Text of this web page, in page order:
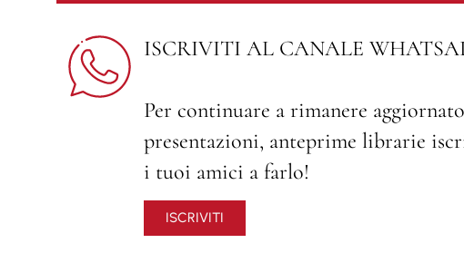
ISCRIVITI AL CANALE
Per continuare a rimanere
presentazioni, anteprime librarie
i tuoi amici a farlo!
ISCRIVITI